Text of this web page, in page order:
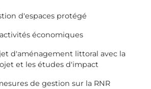
d'espaces protégé
économiques
d'aménagement littoral avec la
et les études d'impact
de gestion sur la RNR